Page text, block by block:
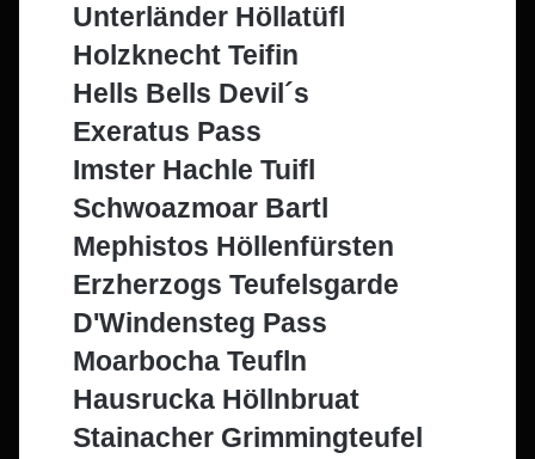
Unterländer Höllatüfl
Holzknecht Teifin
Hells Bells Devil´s
Exeratus Pass
Imster Hachle Tuifl
Schwoazmoar Bartl
Mephistos Höllenfürsten
Erzherzogs Teufelsgarde
D'Windensteg Pass
Moarbocha Teufln
Hausrucka Höllnbruat
Stainacher Grimmingteufel